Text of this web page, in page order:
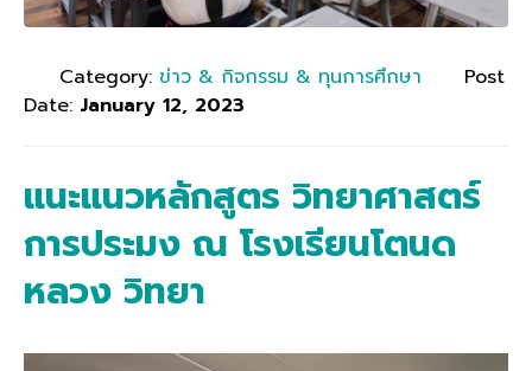
Category: ข่าว & กิจกรรม & ทุนการศึกษา
Post
Date: January 12, 2023
แนะแนวหลักสูตร วิทยาศาสตร์
การประมง ณ โรงเรียนโตนด
หลวง วิทยา